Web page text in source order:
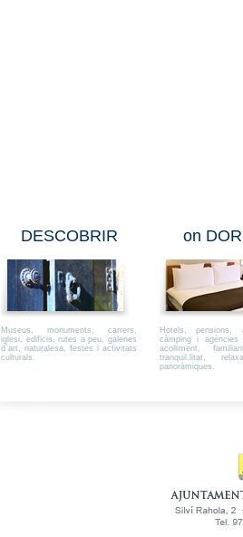
DESCOBRIR
Museus, monuments, carrers,
iglesi, edificis, rutes a peu, galeries
d´art, naturalesa, festes i activitats
culturals.
on
Hotels, pensions,
càmping i agències
acolliment,
tranquil.litat,
panoràmiques.